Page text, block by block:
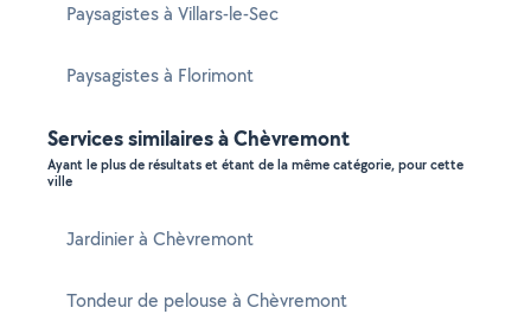
Paysagistes à Villars-le-Sec
Paysagistes à Florimont
Services similaires à Chèvremont
Ayant le plus de résultats et étant de la même catégorie, pour cette
ville
Jardinier à Chèvremont
Tondeur de pelouse à Chèvremont